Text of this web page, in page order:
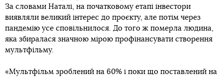
За словами Наталі, на початковому етапі інвестори
виявляли великий інтерес до проєкту, але потім через
пандемію усе сповільнилося. До того ж померла людина,
яка збиралася значною мірою профінансувати створення
мультфільму.
«Мультфільм зроблений на 60% і поки що поставлений на